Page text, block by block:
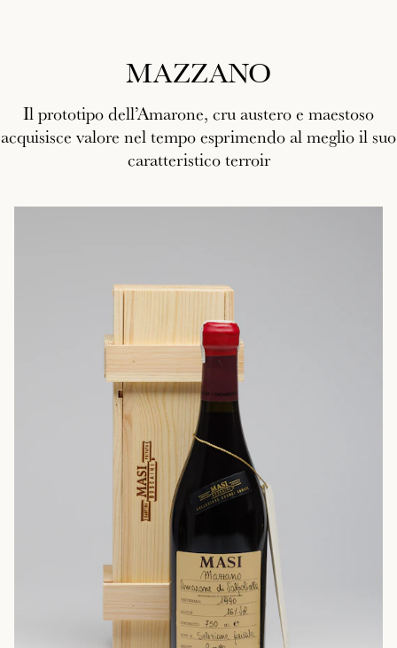
MAZZANO
Il prototipo dell’Amarone, cru austero e maestoso
acquisisce valore nel tempo esprimendo al meglio il suo
caratteristico terroir